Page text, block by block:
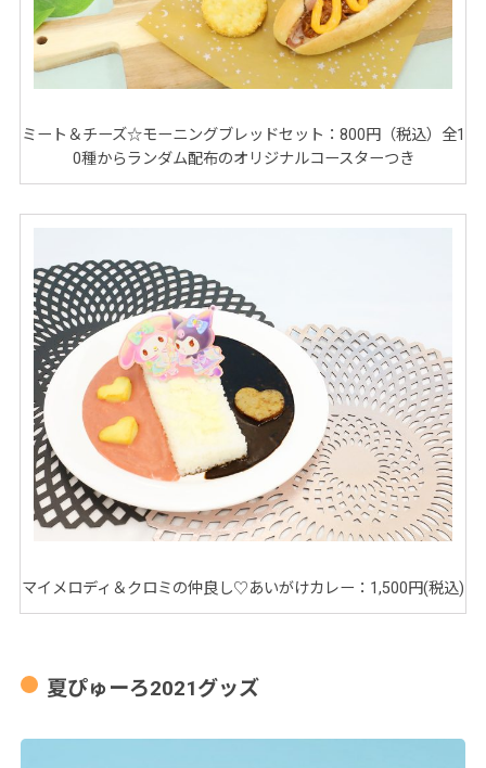
ミート＆チーズ☆モーニングブレッドセット：800円（税込）全1
0種からランダム配布のオリジナルコースターつき
マイメロディ＆クロミの仲良し♡あいがけカレー：1,500円(税込)
夏ぴゅーろ2021グッズ